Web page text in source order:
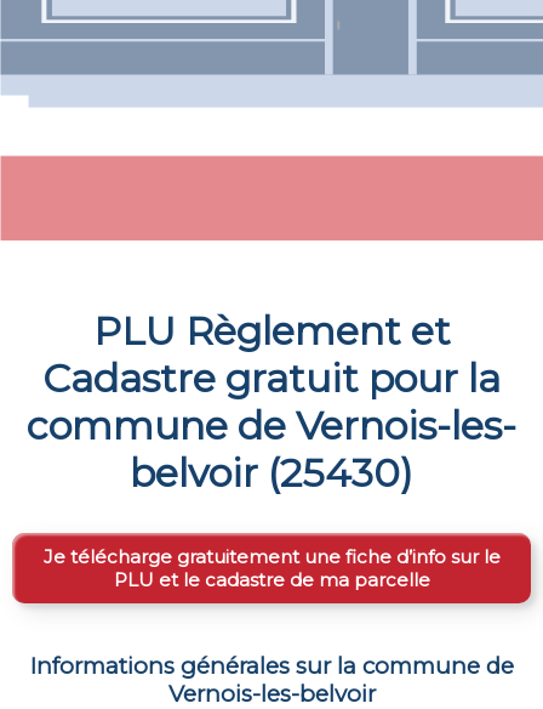
PLU Règlement et
Cadastre gratuit pour la
commune de Vernois-les-
belvoir (25430)
Je télécharge gratuitement une fiche d’info sur le
PLU et le cadastre de ma parcelle
Informations générales sur la commune de
Vernois-les-belvoir